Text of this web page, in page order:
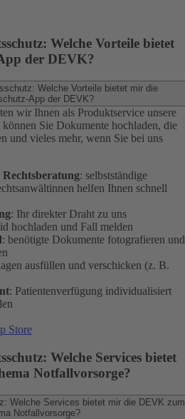
Welche Vorteile bietet
der DEVK?
Welche Vorteile bietet mir die
App der DEVK?
wir Ihnen als Produktservice unsere
Sie Dokumente hochladen, die
und vieles mehr, wenn Sie bei uns
Rechtsberatung: selbstständige
helfen Ihnen schnell
: Ihr direkter Draht zu uns
hochladen und Fall melden
: benötigte Dokumente fotografieren und
ausfüllen und verschicken (z. B.
: Patientenverfügung individualisiert
Store
Welche Services bietet
Notfallvorsorge?
Welche Services bietet mir die DEVK zum
Notfallvorsorge?